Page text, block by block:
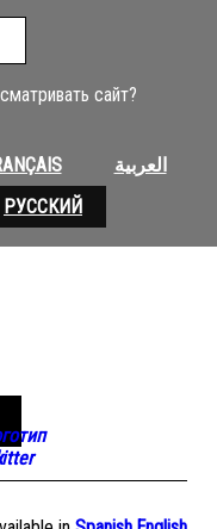
сайт?
العربية
РУССКИЙ